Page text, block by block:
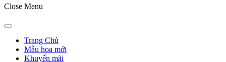
Close Menu
Trang Chủ
Mẫu hoa mới
Khuyến mãi